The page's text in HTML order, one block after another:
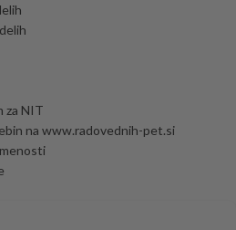
za NIT
na www.radovednih-pet.si